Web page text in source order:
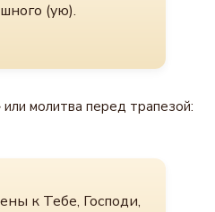
(ую).
молитва перед трапезой:
к Тебе, Господи,